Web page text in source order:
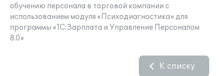
обучению персонала в торговой компании с
использованием модуля «Психодиагностика» для
программы «1С:Зарплата и Управление Персоналом
8.0»
К списку